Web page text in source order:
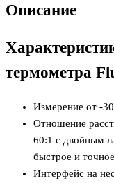
Описание
термометра
Измерение от -
Отношение
60:1 с двойным
быстрое и
Интерфейс на